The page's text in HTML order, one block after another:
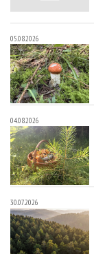
05.08.2026
04.08.2026
30.07.2026